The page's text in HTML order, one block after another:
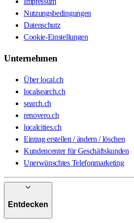
Nutzungsbedingungen
Datenschutz
Cookie-Einstellungen
Unternehmen
Über local.ch
localsearch.ch
search.ch
renovero.ch
localcities.ch
Eintrag erstellen / ändern / löschen
Kundencenter für Geschäftskunden
Unerwünschtes Telefonmarketing
Entdecken